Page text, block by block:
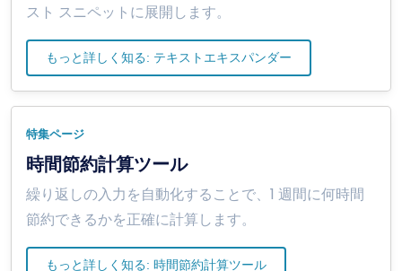
スト スニペットに展開します。
もっと詳しく知る: テキストエキスパンダー
特集ページ
時間節約計算ツール
繰り返しの入力を自動化することで、1 週間に何時間
節約できるかを正確に計算します。
もっと詳しく知る: 時間節約計算ツール